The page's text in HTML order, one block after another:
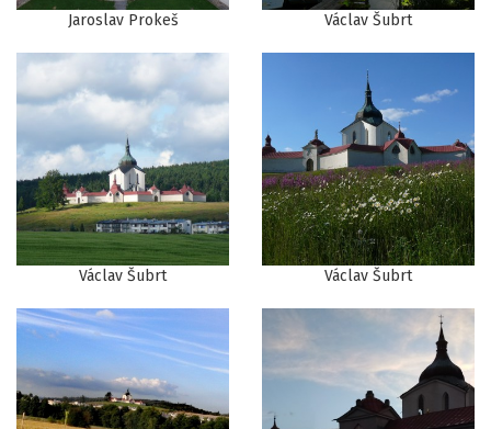
Jaroslav Prokeš Václav Šubrt
Václav Šubrt Václav Šubrt